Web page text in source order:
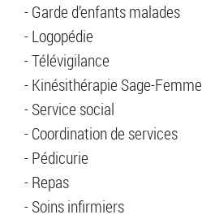
- Garde d’enfants malades
- Logopédie
- Télévigilance
- Kinésithérapie Sage-Femme
- Service social
- Coordination de services
- Pédicurie
- Repas
- Soins infirmiers